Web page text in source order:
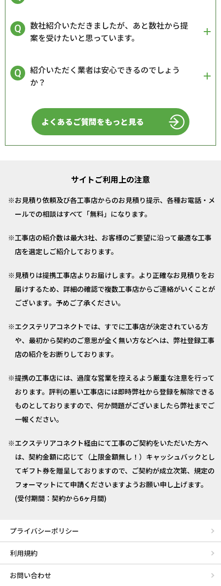
数社紹介いただきましたが、あと数社から提
案を受けたいと思っています。
紹介いただく業者は安心できるのでしょう
か？
よくあるご質問をもっと見る
サイトご利用上の注意
お見積り依頼及び各工事店からのお見積り提示、各種お電話・メ
ールでの相談はすべて「無料」になります。
工事店の紹介数は最大3社、お客様のご要望に沿って最適な工事
店を選定しご紹介しております。
見積りは提携工事店よりお届けします。より正確なお見積りをお
届けするため、詳細の確認で複数工事店からご連絡がいくことが
ございます。予めご了承ください。
エクステリアコネクトでは、すでに工事店が決定されている方
や、最初から契約のご意思が全く無い方などへは、弊社登録工事
店の紹介をお断りしております。
提携の工事店には、過度な営業を控えるよう厳重な注意を行って
おります。評判の悪い工事店には即時弊社から登録を解除できる
ものとしておりますので、何か問題がございましたら弊社までご
一報ください。
エクステリアコネクト経由にて工事のご契約をいただいた方へ
は、契約金額に応じて（上限金額無し！）キャッシュバックとし
てギフト券を贈呈しておりますので、ご契約が成立次第、規定の
フォーマットにて申請くださいますようお願い申し上げます。
(受付期間：契約から6ヶ月間)
プライバシーポリシー
利用規約
お問い合わせ